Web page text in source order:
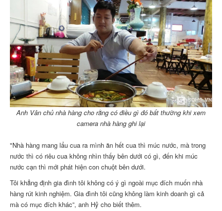
Anh Vân chủ nhà hàng cho rằng có điều gì đó bất thường khi xem
camera nhà hàng ghi lại
"Nhà hàng mang lẩu cua ra mình ăn hết cua thì múc nước, mà trong
nước thì có riêu cua không nhìn thấy bên dưới có gì, đến khi múc
nước cạn thì mới phát hiện con chuột bên dưới.
Tôi khẳng định gia đình tôi không có ý gì ngoài mục đích muốn nhà
hàng rút kinh nghiệm. Gia đình tôi cũng không làm kinh doanh gì cả
mà có mục đích khác”, anh Hỷ cho biết thêm.